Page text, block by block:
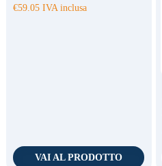
€59.05 IVA inclusa
VAI AL PRODOTTO